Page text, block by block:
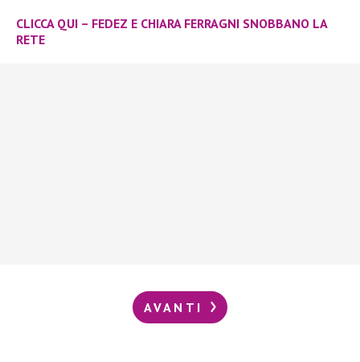
CLICCA QUI – FEDEZ E CHIARA FERRAGNI SNOBBANO LA
RETE
AVANTI